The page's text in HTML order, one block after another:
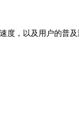
度，以及用户的普